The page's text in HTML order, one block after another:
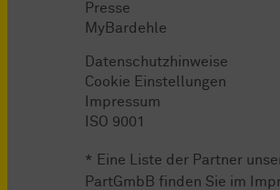
Presse
MyBardehle
Datenschutzhinweise
Cookie Einstellungen
Impressum
ISO 9001
* Eine Liste der Partner
PartGmbB finden Sie im